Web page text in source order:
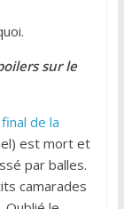
sur le
final de la
est mort et
par balles.
camarades